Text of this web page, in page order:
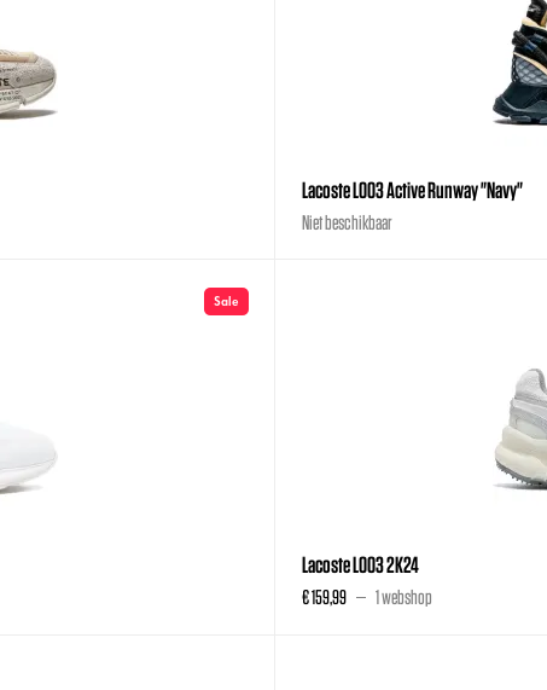
Lacoste L003 Active Runway "Navy"
Niet beschikbaar
Sale
Lacoste L003 2K24
€ 159,99 1 webshop